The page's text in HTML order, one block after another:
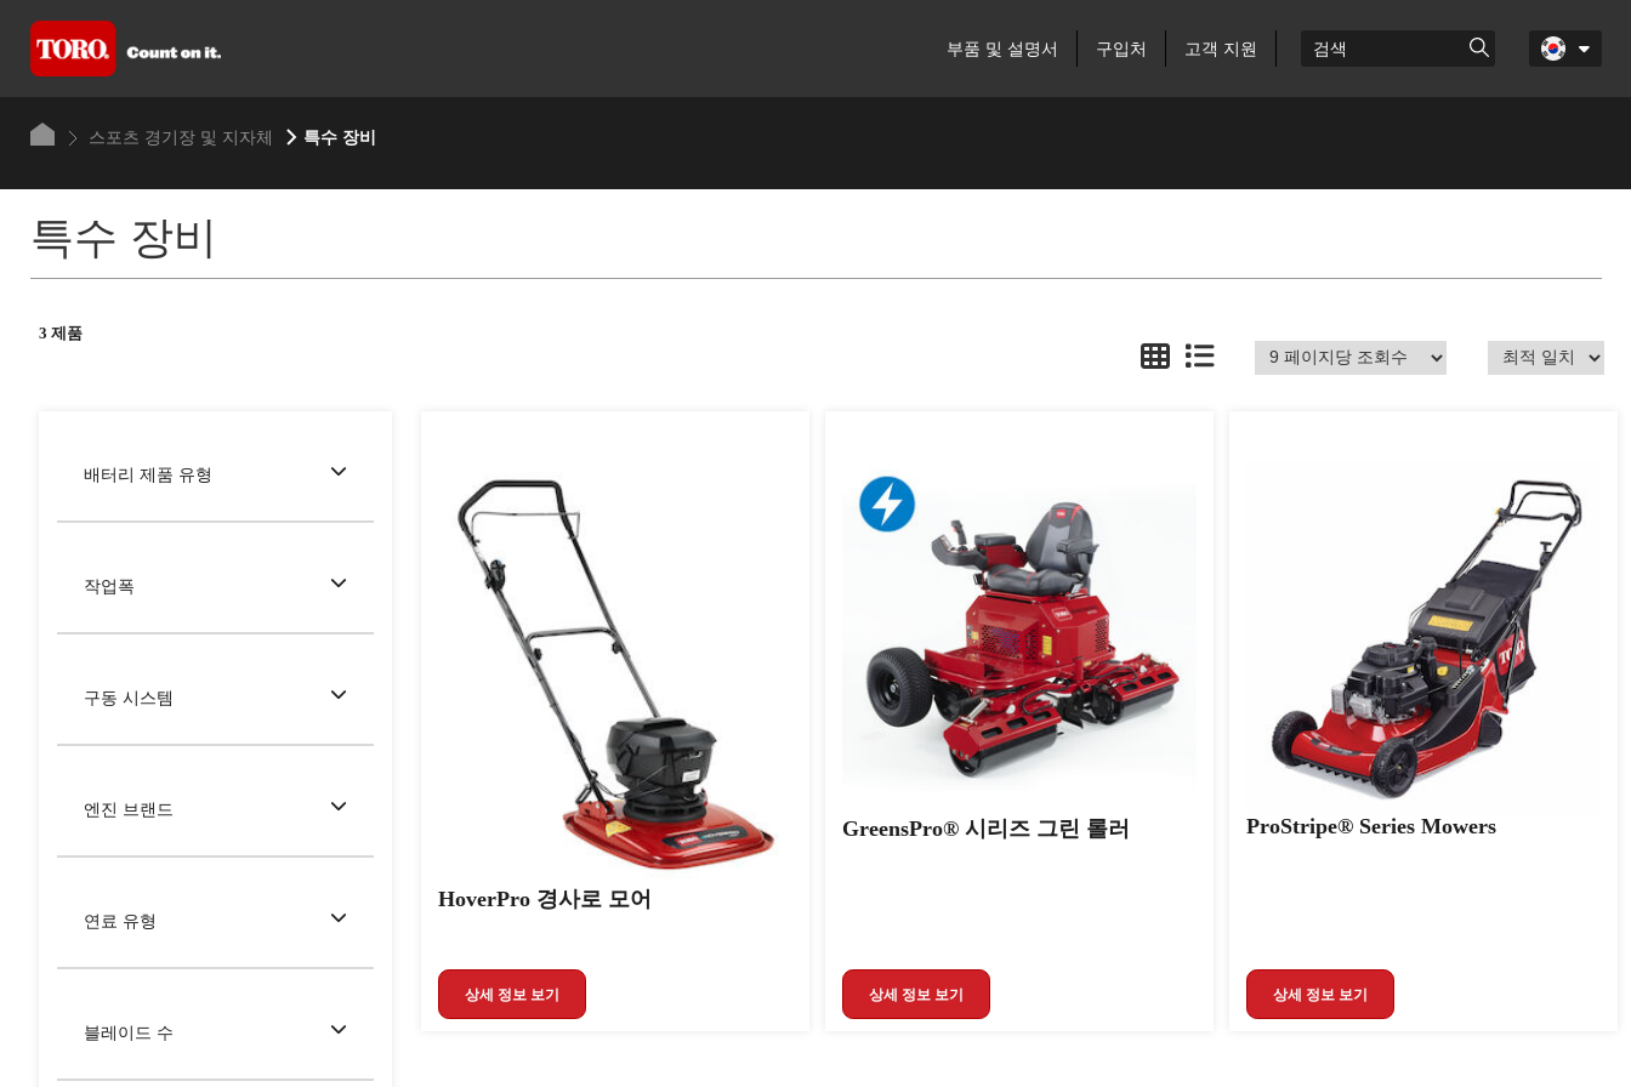
부품 및 설명서 구입처 고객 지원
스포츠 경기장 및 지자체 특수 장비
특수 장비
3 제품
배터리 제품 유형
작업폭
구동 시스템
엔진 브랜드
연료 유형
블레이드 수
HoverPro 경사로 모어
상세 정보 보기
GreensPro® 시리즈 그린 롤러
상세 정보 보기
ProStripe® Series Mowers
상세 정보 보기